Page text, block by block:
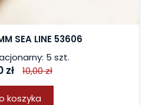
SEA LINE 53606
5 szt.
zł 10,00 zł
koszyka